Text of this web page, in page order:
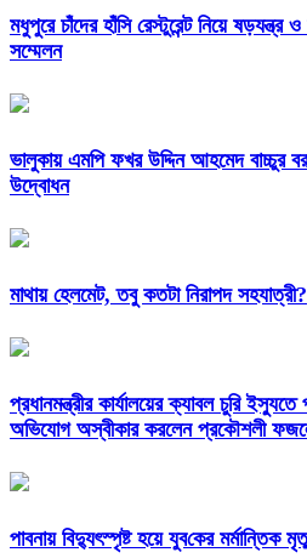
মধুপুরে চাঁদের হাঁসি রেস্টুরেন্ট নিয়ে ষড়যন্ত্র
সম্মেলন
ভালুকায় এমপি ফখর উদ্দিন আহমেদ বাচ্চুর
উদ্বোধন
মাথায় হেলমেট, তবু কতটা নিরাপদ সহযাত্রী?
প্রধানমন্ত্রীর কার্যালয়ের ক্যাবল চুরি
অভিযোগ অস্বীকার করলেন প্রকৌশলী
পাবনায় বিদ্যুৎস্পৃষ্ট হয়ে যুব‌কের মর্মান্তিক